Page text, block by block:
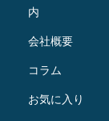
内
会社概要
コラム
お気に入り